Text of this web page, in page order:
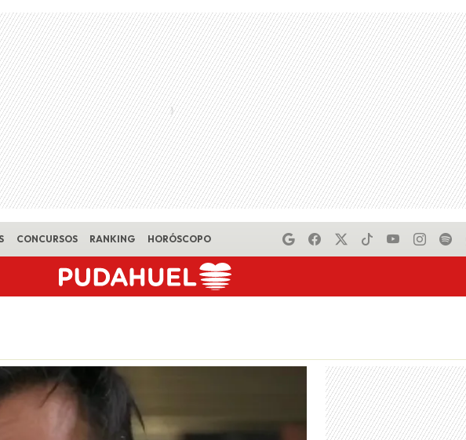
CONCURSOS RANKING HORÓSCOPO